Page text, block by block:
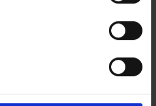
deinen perfekten Reifen.
Tabelle nach den